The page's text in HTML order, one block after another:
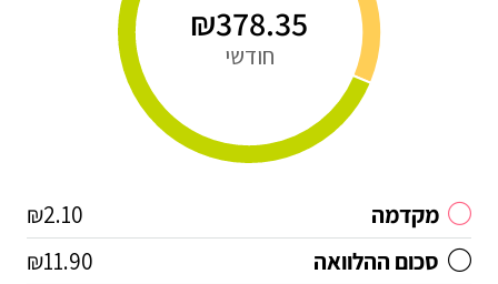
₪378.35
חודשי
מקדמה
₪2.10
סכום ההלוואה
₪11.90